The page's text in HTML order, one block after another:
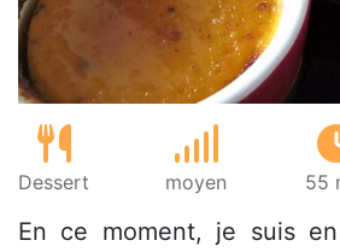
Dessert moyen 55
En ce moment, je suis